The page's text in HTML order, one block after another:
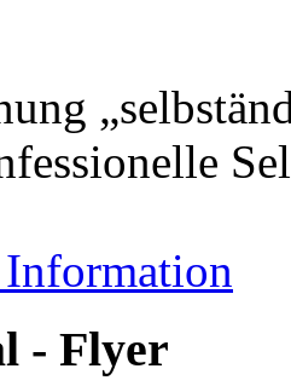
- Flyer